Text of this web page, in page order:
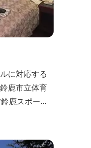
に対応する
鹿市立体育
鹿スポーツ
に、全檜造